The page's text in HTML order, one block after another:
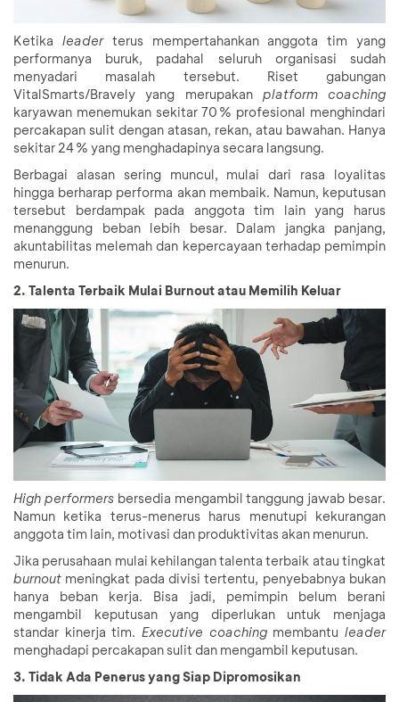
Ketika leader terus mempertahankan anggota tim yang
performanya buruk, padahal seluruh organisasi sudah
menyadari masalah tersebut. Riset gabungan
VitalSmarts/Bravely yang merupakan platform coaching
karyawan menemukan sekitar 70 % profesional menghindari
percakapan sulit dengan atasan, rekan, atau bawahan. Hanya
sekitar 24 % yang menghadapinya secara langsung.
Berbagai alasan sering muncul, mulai dari rasa loyalitas
hingga berharap performa akan membaik. Namun, keputusan
tersebut berdampak pada anggota tim lain yang harus
menanggung beban lebih besar. Dalam jangka panjang,
akuntabilitas melemah dan kepercayaan terhadap pemimpin
menurun.
2. Talenta Terbaik Mulai Burnout atau Memilih Keluar
High performersbersedia mengambil tanggung jawab besar.
Namun ketika terus-menerus harus menutupi kekurangan
anggota tim lain, motivasi dan produktivitas akan menurun.
Jika perusahaan mulai kehilangan talenta terbaik atau tingkat
burnout meningkat pada divisi tertentu, penyebabnya bukan
hanya beban kerja. Bisa jadi, pemimpin belum berani
mengambil keputusan yang diperlukan untuk menjaga
standar kinerja tim. Executive coachingmembantuleader
menghadapi percakapan sulit dan mengambil keputusan.
3. Tidak Ada Penerus yang Siap Dipromosikan